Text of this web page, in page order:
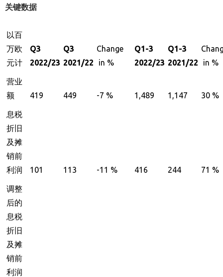
关键数据
以百
万欧
元计
Q3
2022/23
Q3
2021/22
Change
in %
Q1-3
2022/23
Q1-3
2021/22
in %
营业
额
419 449 -7 % 1,489 1,147 30 %
息税
折旧
及摊
销前
利润
101 113 -11 % 416 244 71 %
调整
后的
息税
折旧
及摊
销前
利润